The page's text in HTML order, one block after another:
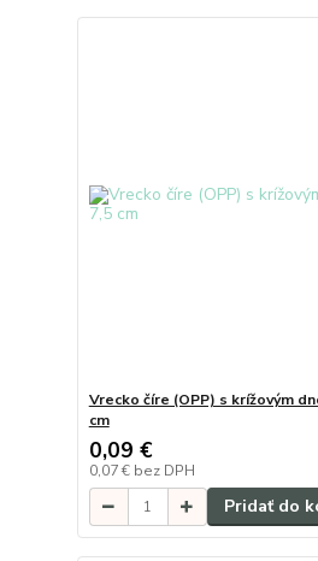
Vrecko číre (OPP) s krížovým
cm
0,09 €
0,07 € bez DPH
Pridať do